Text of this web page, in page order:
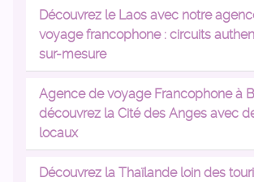
Découvrez le Laos avec notre
voyage francophone : circuits
sur-mesure
Agence de voyage Francophone à
découvrez la Cité des Anges avec
locaux
Découvrez la Thaïlande loin des